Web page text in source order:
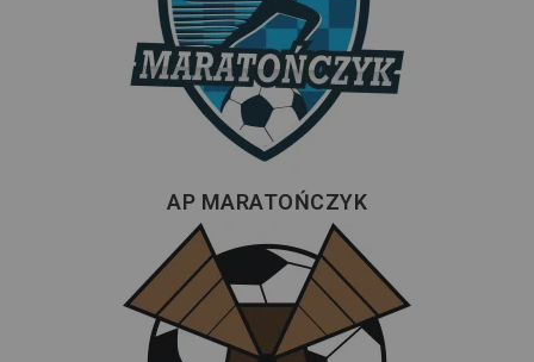
AP MARATOŃCZYK